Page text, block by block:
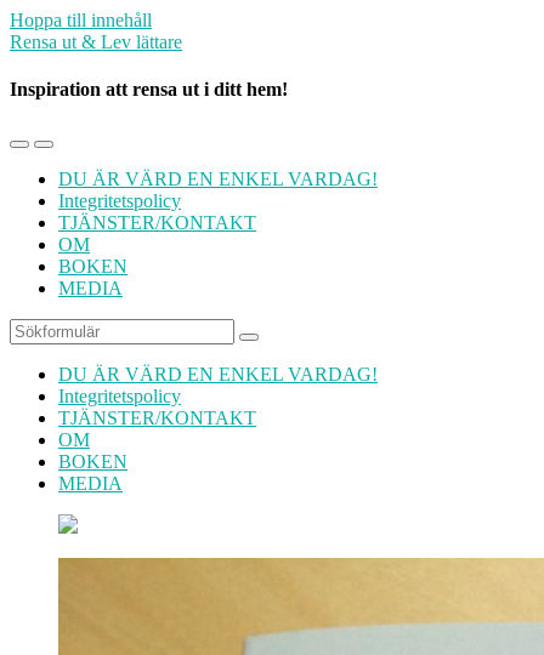
Hoppa till innehåll
Rensa ut & Lev lättare
Inspiration att rensa ut i ditt hem!
Slå
mobilmenyn
Slå
på/av
sökfältet
DU ÄR VÄRD EN ENKEL VARDAG!
Integritetspolicy
TJÄNSTER/KONTAKT
OM
BOKEN
MEDIA
Sök
DU ÄR VÄRD EN ENKEL VARDAG!
Integritetspolicy
TJÄNSTER/KONTAKT
OM
BOKEN
MEDIA